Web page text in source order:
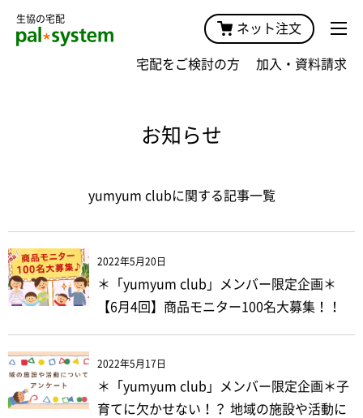
生協の宅配
ネット注文
宅配をご検討の方 加入・資料請求
お知らせ
yumyum clubに関する記事一覧
2022年5月20日
＊「yumyum club」メンバー限定企画＊
【6月4回】商品モニター100名大募集！！
2022年5月17日
＊「yumyum club」メンバー限定企画＊子
育てに欠かせない！？ 地域の施設や活動に